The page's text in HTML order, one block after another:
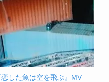
した魚は空を飛ぶ』MV